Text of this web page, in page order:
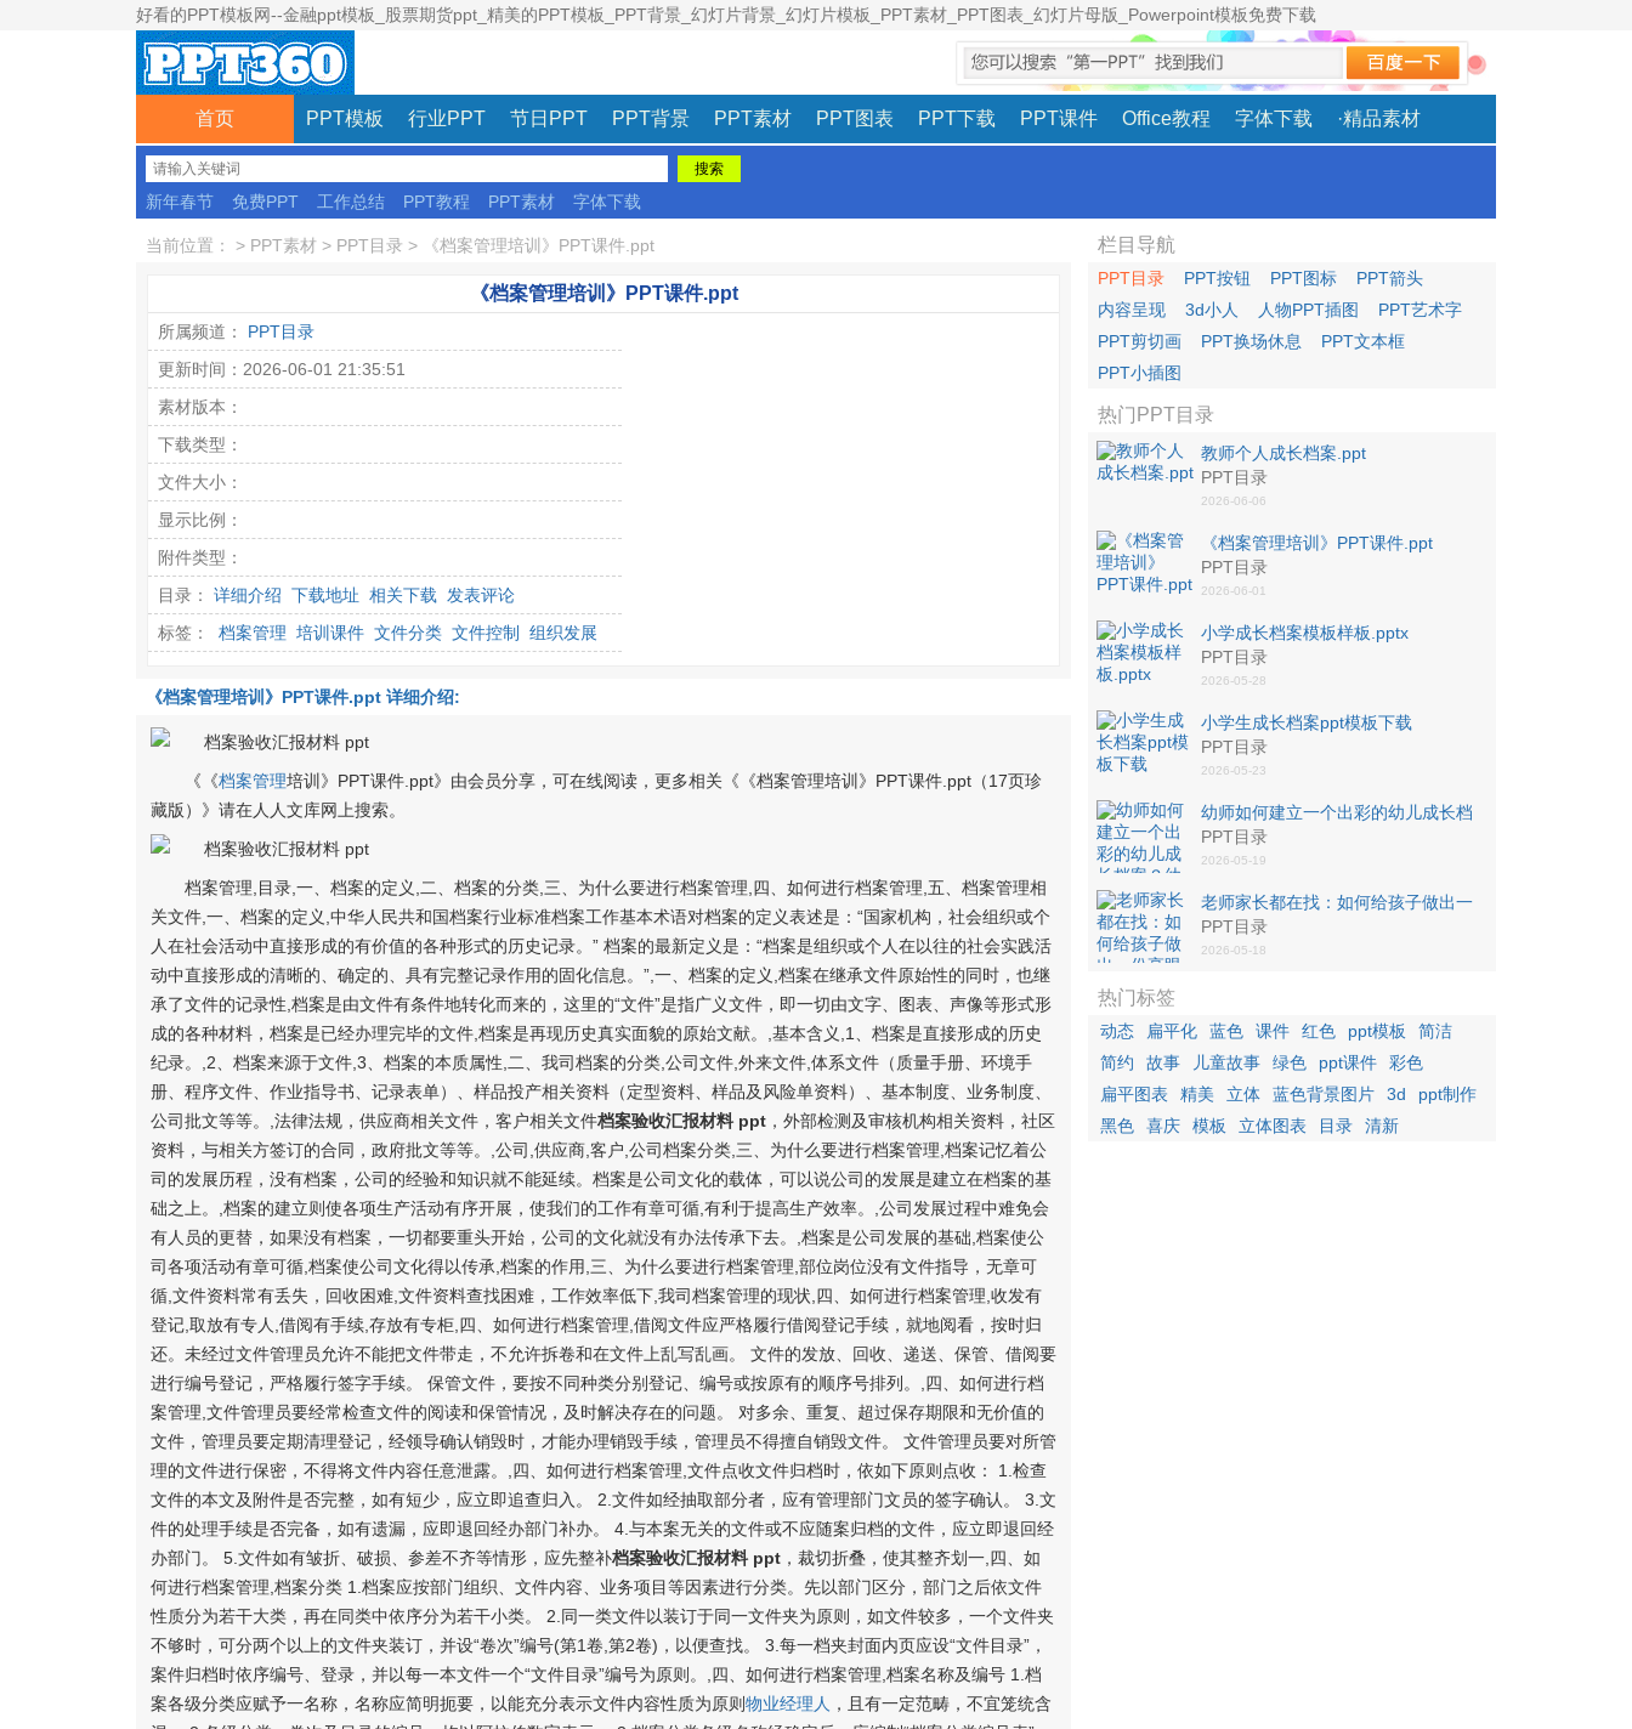
好看的PPT模板网--金融ppt模板_股票期货ppt_精美的PPT模板_PPT背景_幻灯片背景_幻灯片模板_PPT素材_PPT图表_幻灯片母版_Powerpoint模板免费下载
素材分享 | 网站地图 | TAG标签 | RSS订阅 | 加入收藏
首页 PPT模板 行业PPT 节日PPT PPT背景 PPT素材 PPT图表 PPT下载 PPT课件 Office教程 字体下载 ·精品素材
新年春节 免费PPT 工作总结 PPT教程 PPT素材
字体下载
当前位置：
> PPT素材 > PPT目录 > 《档案管理培训》PPT课件.ppt
《档案管理培训》PPT课件.ppt
所属频道：
PPT目录
更新时间：2026-06-01 21:35:51
素材版本：
下载类型：
文件大小：
显示比例：
附件类型：
目录：
详细介绍 下载地址 相关下载
发表评论
标签：
档案管理 培训课件 文件分类 文件控制 组织发展
《档案管理培训》PPT课件.ppt 详细介绍:
《《档案管理培训》PPT课件.ppt》由会员分享，可在线阅读，更多相关《《档案管理培训》PPT课件.ppt（17页珍
藏版）》请在人人文库网上搜索。
档案管理,目录,一、档案的定义,二、档案的分类,三、为什么要进行档案管理,四、如何进行档案管理,五、档案管理相
关文件,一、档案的定义,中华人民共和国档案行业标准档案工作基本术语对档案的定义表述是：“国家机构，社会组织或个
人在社会活动中直接形成的有价值的各种形式的历史记录。” 档案的最新定义是：“档案是组织或个人在以往的社会实践活
动中直接形成的清晰的、确定的、具有完整记录作用的固化信息。”,一、档案的定义,档案在继承文件原始性的同时，也继
承了文件的记录性,档案是由文件有条件地转化而来的，这里的“文件”是指广义文件，即一切由文字、图表、声像等形式形
成的各种材料，档案是已经办理完毕的文件,档案是再现历史真实面貌的原始文献。,基本含义,1、档案是直接形成的历史
纪录。,2、档案来源于文件,3、档案的本质属性,二、我司档案的分类,公司文件,外来文件,体系文件（质量手册、环境手
册、程序文件、作业指导书、记录表单）、样品投产相关资料（定型资料、样品及风险单资料）、基本制度、业务制度、
公司批文等等。,法律法规，供应商相关文件，客户相关文件档案验收汇报材料 ppt ，外部检测及审核机构相关资料，社区
资料，与相关方签订的合同，政府批文等等。,公司,供应商,客户,公司档案分类,三、为什么要进行档案管理,档案记忆着公
司的发展历程，没有档案，公司的经验和知识就不能延续。档案是公司文化的载体，可以说公司的发展是建立在档案的基
础之上。,档案的建立则使各项生产活动有序开展，使我们的工作有章可循,有利于提高生产效率。,公司发展过程中难免会
有人员的更替，如果没有档案，一切都要重头开始，公司的文化就没有办法传承下去。,档案是公司发展的基础,档案使公
司各项活动有章可循,档案使公司文化得以传承,档案的作用,三、为什么要进行档案管理,部位岗位没有文件指导，无章可
循,文件资料常有丢失，回收困难,文件资料查找困难，工作效率低下,我司档案管理的现状,四、如何进行档案管理,收发有
登记,取放有专人,借阅有手续,存放有专柜,四、如何进行档案管理,借阅文件应严格履行借阅登记手续，就地阅看，按时归
还。未经过文件管理员允许不能把文件带走，不允许拆卷和在文件上乱写乱画。 文件的发放、回收、递送、保管、借阅要
进行编号登记，严格履行签字手续。 保管文件，要按不同种类分别登记、编号或按原有的顺序号排列。,四、如何进行档
案管理,文件管理员要经常检查文件的阅读和保管情况，及时解决存在的问题。 对多余、重复、超过保存期限和无价值的
文件，管理员要定期清理登记，经领导确认销毁时，才能办理销毁手续，管理员不得擅自销毁文件。 文件管理员要对所管
理的文件进行保密，不得将文件内容任意泄露。,四、如何进行档案管理,文件点收文件归档时，依如下原则点收： 1.检查
文件的本文及附件是否完整，如有短少，应立即追查归入。 2.文件如经抽取部分者，应有管理部门文员的签字确认。 3.文
件的处理手续是否完备，如有遗漏，应即退回经办部门补办。 4.与本案无关的文件或不应随案归档的文件，应立即退回经
办部门。 5.文件如有皱折、破损、参差不齐等情形，应先整补档案验收汇报材料 ppt ，裁切折叠，使其整齐划一,四、如
何进行档案管理,档案分类 1.档案应按部门组织、文件内容、业务项目等因素进行分类。先以部门区分，部门之后依文件
性质分为若干大类，再在同类中依序分为若干小类。 2.同一类文件以装订于同一文件夹为原则，如文件较多，一个文件夹
不够时，可分两个以上的文件夹装订，并设“卷次”编号(第1卷,第2卷)，以便查找。 3.每一档夹封面内页应设“文件目录”，
案件归档时依序编号、登录，并以每一本文件一个“文件目录”编号为原则。,四、如何进行档案管理,档案名称及编号 1.档
案各级分类应赋予一名称，名称应简明扼要，以能充分表示文件内容性质为原则物业经理人 ，且有一定范畴，不宜笼统含
栏目导航
PPT目录 PPT按钮 PPT图标
PPT箭头
内容呈现
3d小人 人物PPT插图
PPT艺术字
PPT剪切画
PPT换场休息
PPT文本框
PPT小插图
热门PPT目录
教师个人成长档案.ppt
PPT目录
2026-06-06
《档案管理培训》PPT课件.ppt
PPT目录
2026-06-01
小学成长档案模板样板.pptx
PPT目录
2026-05-28
小学生成长档案ppt模板下载
PPT目录
2026-05-23
幼师如何建立一个出彩的幼儿成长档
案？幼师必备！| 巧手教育
PPT目录
2026-05-19
老师家长都在找：如何给孩子做出一
份亮眼的成长档案PPT
PPT目录
2026-05-18
热门标签
动态 扁平化 蓝色 课件 红色 ppt模板
简洁
简约
故事 儿童故事 绿色 ppt课件
彩色
扁平图表
精美 立体 蓝色背景图片 3d
ppt制作
黑色
喜庆 模板 立体图表 目录 清新